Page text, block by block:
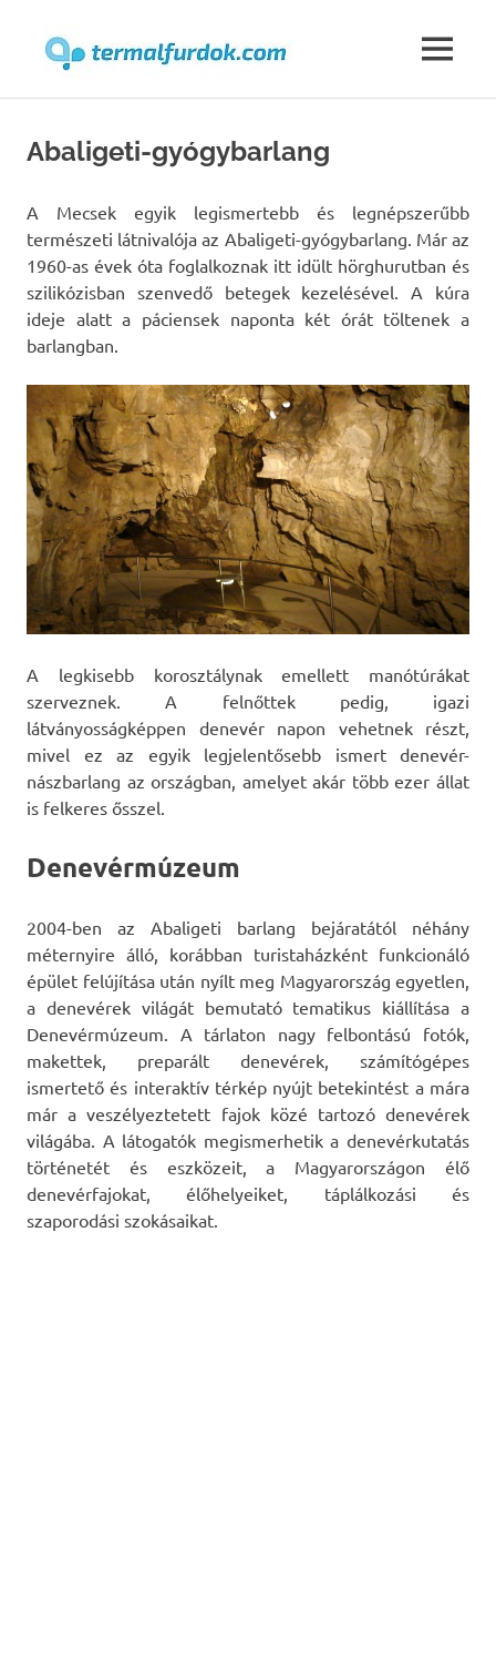
content
MENU
Abaligeti-gyógybarlang
A Mecsek egyik legismertebb és legnépszerűbb
természeti látnivalója az Abaligeti-gyógybarlang. Már az
1960-as évek óta foglalkoznak itt idült hörghurutban és
szilikózisban szenvedő betegek kezelésével. A kúra
ideje alatt a páciensek naponta két órát töltenek a
barlangban.
A legkisebb korosztálynak emellett manótúrákat
szerveznek. A felnőttek pedig, igazi
látványosságképpen denevér napon vehetnek részt,
mivel ez az egyik legjelentősebb ismert denevér-
nászbarlang az országban, amelyet akár több ezer állat
is felkeres ősszel.
Denevérmúzeum
2004-ben az Abaligeti barlang bejáratától néhány
méternyire álló, korábban turistaházként funkcionáló
épület felújítása után nyílt meg Magyarország egyetlen,
a denevérek világát bemutató tematikus kiállítása a
Denevérmúzeum. A tárlaton nagy felbontású fotók,
makettek, preparált denevérek, számítógépes
ismertető és interaktív térkép nyújt betekintést a mára
már a veszélyeztetett fajok közé tartozó denevérek
világába. A látogatók megismerhetik a denevérkutatás
történetét és eszközeit, a Magyarországon élő
denevérfajokat, élőhelyeiket, táplálkozási és
szaporodási szokásaikat.